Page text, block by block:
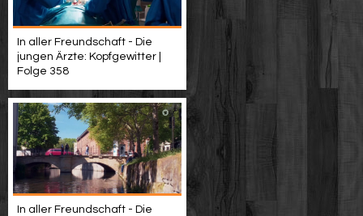
In aller Freundschaft - Die
jungen Ärzte: Kopfgewitter |
Folge 358
In aller Freundschaft - Die